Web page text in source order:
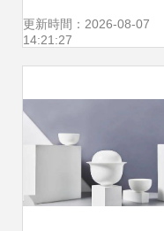
新樂章
更新時間：2026-08-07
14:21:27